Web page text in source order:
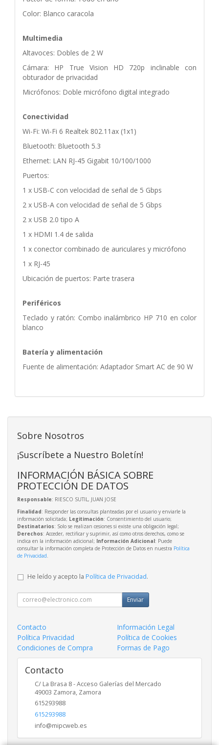
Color: Blanco caracola
Multimedia
Altavoces: Dobles de 2 W
Cámara: HP True Vision HD 720p inclinable con
obturador de privacidad
Micrófonos: Doble micrófono digital integrado
Conectividad
Wi-Fi: Wi-Fi 6 Realtek 802.11ax (1x1)
Bluetooth: Bluetooth 5.3
Ethernet: LAN RJ-45 Gigabit 10/100/1000
Puertos:
1 x USB-C con velocidad de señal de 5 Gbps
2 x USB-A con velocidad de señal de 5 Gbps
2 x USB 2.0 tipo A
1 x HDMI 1.4 de salida
1 x conector combinado de auriculares y micrófono
1 x RJ-45
Ubicación de puertos: Parte trasera
Periféricos
Teclado y ratón: Combo inalámbrico HP 710 en color
blanco
Batería y alimentación
Fuente de alimentación: Adaptador Smart AC de 90 W
Sobre Nosotros
¡Suscríbete a Nuestro Boletín!
INFORMACIÓN BÁSICA SOBRE
PROTECCIÓN DE DATOS
Responsable: RIESCO SUTIL, JUAN JOSE
Finalidad: Responder las consultas planteadas por el usuario y enviarle la
información solicitada; Legitimación: Consentimiento del usuario;
Destinatarios: Solo se realizan cesiones si existe una obligación legal;
Derechos: Acceder, rectificar y suprimir, así como otros derechos, como se
indica en la información adicional; Información Adicional: Puede
consultar la información completa de Protección de Datos en nuestra Política
de Privacidad
He leído y acepto la Política de Privacidad.
Enviar
Contacto
Información Legal
Política Privacidad
Política de Cookies
Condiciones de Compra
Formas de Pago
Contacto
C/ La Brasa 8 - Acceso Galerías del Mercado
49003 Zamora, Zamora
615293988
615293988
info@mipcweb.es